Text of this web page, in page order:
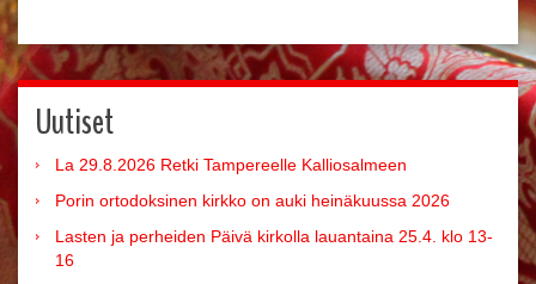
Uutiset
La 29.8.2026 Retki Tampereelle Kalliosalmeen
Porin ortodoksinen kirkko on auki heinäkuussa 2026
Lasten ja perheiden Päivä kirkolla lauantaina 25.4. klo 13-
16